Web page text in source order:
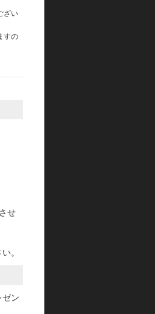
ざい
すの
せ
。
ゼン